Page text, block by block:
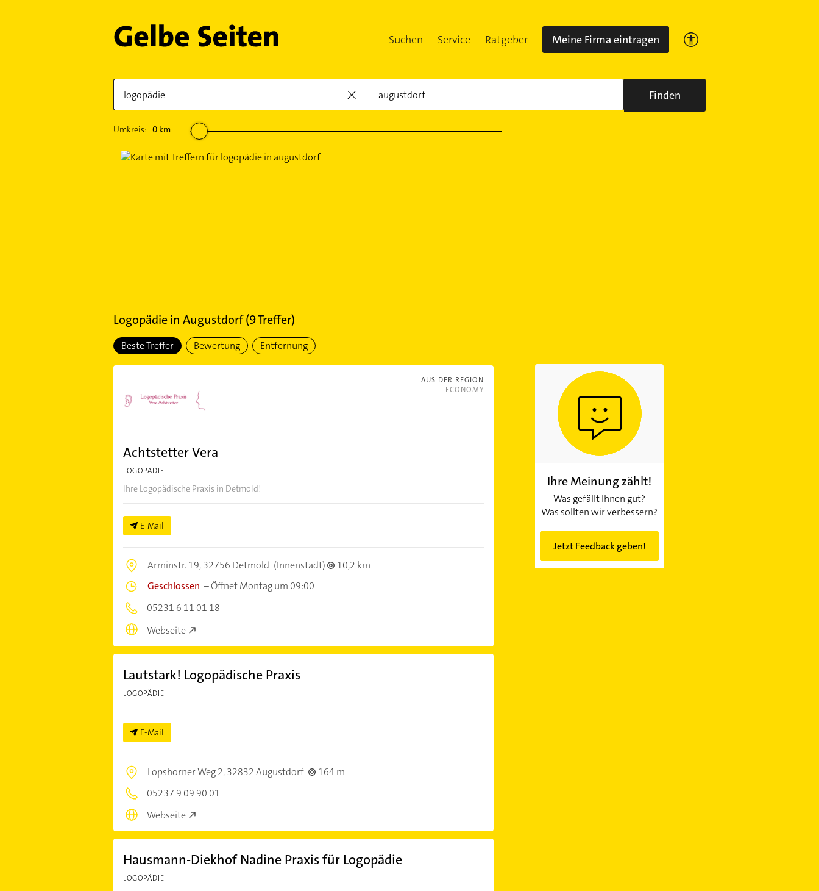
Suchen Service Ratgeber Meine Firma eintragen
Finden
Umkreis: 0km
Logopädiein Augustdorf(9Treffer)
Beste Treffer Bewertung Entfernung
AUS DER REGION
ECONOMY
Achtstetter Vera
LOGOPÄDIE
Ihre Logopädische Praxis in Detmold!
E-Mail
Arminstr. 19,32756 Detmold (Innenstadt)
10,2 km
Geschlossen –Öffnet Montag um 09:00
05231 6 11 01 18
Webseite
Lautstark! Logopädische Praxis
LOGOPÄDIE
E-Mail
Lopshorner Weg 2,32832 Augustdorf
164 m
05237 9 09 90 01
Webseite
Hausmann-Diekhof Nadine Praxis für Logopädie
LOGOPÄDIE
Ihre Meinung zählt!
Was gefällt Ihnen gut?
Was sollten wir verbessern?
Jetzt Feedback geben!